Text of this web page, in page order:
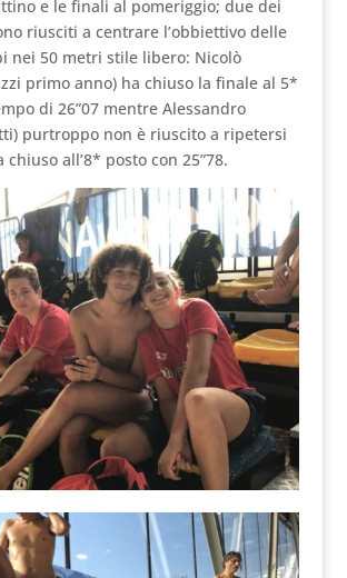
e le finali al pomeriggio; due dei
riusciti a centrare l’obbiettivo delle
nei 50 metri stile libero: Nicolò
primo anno) ha chiuso la finale al 5*
di 26”07 mentre Alessandro
purtroppo non è riuscito a ripetersi
all’8* posto con 25”78.